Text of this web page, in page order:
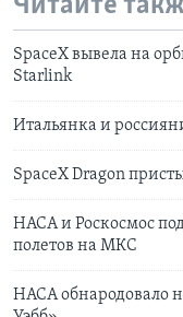
Читайте
SpaceX вывела на
Starlink
Итальянка и
SpaceX Dragon
НАСА и Роскосмос
полетов на МКС
НАСА обнародовало